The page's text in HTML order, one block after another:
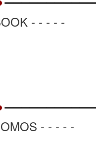
- - - - -
- - - - -